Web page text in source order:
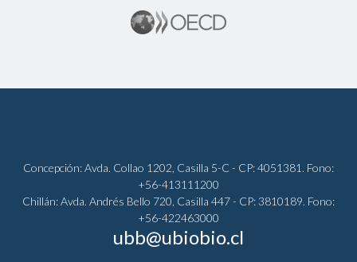
Concepción: Avda. Collao 1202, Casilla 5-C - CP: 4051381. Fono:
+56-413111200
Chillán: Avda. Andrés Bello 720, Casilla 447 - CP: 3810189. Fono:
+56-422463000
ubb@ubiobio.cl